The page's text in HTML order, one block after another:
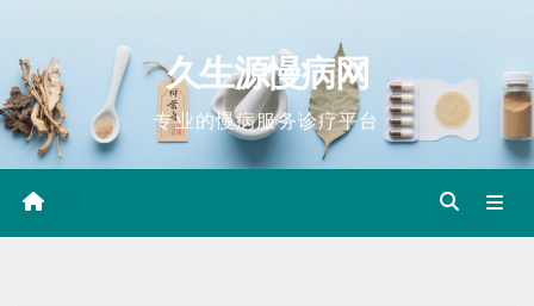
content
久生源慢病网
专业的慢病服务诊疗平台